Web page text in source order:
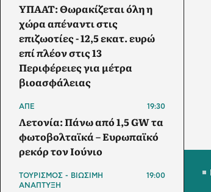
ΥΠΑΑΤ: Θωρακίζεται όλη η
χώρα απέναντι στις
επιζωοτίες - 12,5 εκατ. ευρώ
επί πλέον στις 13
Περιφέρειες για μέτρα
βιοασφάλειας
ΑΠΕ 19:30
Λετονία: Πάνω από 1,5 GW τα
φωτοβολταϊκά – Ευρωπαϊκό
ρεκόρ τον Ιούνιο
ΤΟΥΡΙΣΜΟΣ - ΒΙΩΣΙΜΗ
ΑΝΑΠΤΥΞΗ
19:00